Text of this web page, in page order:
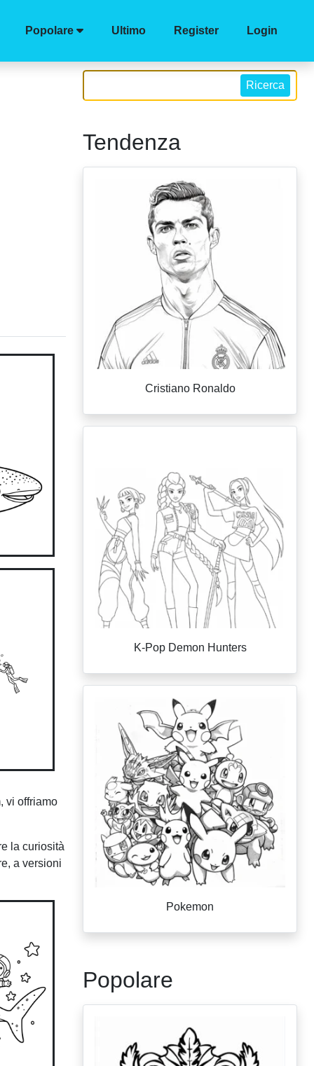
Popolare Ultimo Register Login
vi offriamo
la curiosità
a versioni
Ricerca
Tendenza
Cristiano Ronaldo
K-Pop Demon Hunters
Pokemon
Popolare